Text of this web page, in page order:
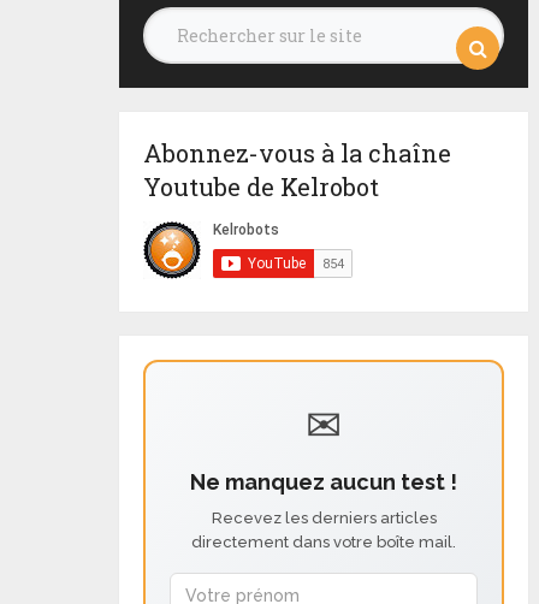
Abonnez-vous à la chaîne
Youtube de Kelrobot
✉
Ne manquez aucun test !
Recevez les derniers articles
directement dans votre boîte mail.